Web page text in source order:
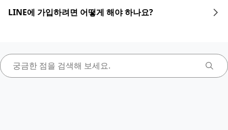
LINE에 가입하려면 어떻게 해야 하나요?